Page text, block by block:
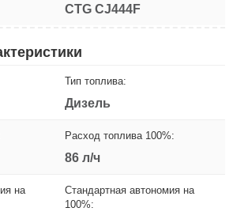
CTG CJ444F
Тип топлива:
Дизель
Расход топлива 100%:
86 л/ч
на
Стандартная автономия на
100%: